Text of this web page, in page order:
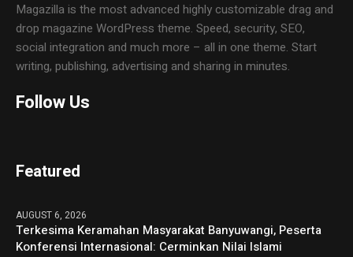
Magazilla is the most advanced highly customizable drag and
drop magazine WordPress theme. Speed, security, SEO,
social integration and much more – all in one theme. Start
writing, publishing, advertising and sharing in minutes.
Follow Us
Featured
AUGUST 6, 2026
Terkesima Keramahan Masyarakat Banyuwangi, Peserta
Konferensi Internasional: Cerminkan Nilai Islami